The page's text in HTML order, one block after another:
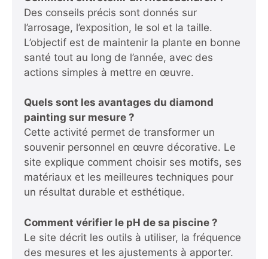
Des conseils précis sont donnés sur
l’arrosage, l’exposition, le sol et la taille.
L’objectif est de maintenir la plante en bonne
santé tout au long de l’année, avec des
actions simples à mettre en œuvre.
Quels sont les avantages du diamond
painting sur mesure ?
Cette activité permet de transformer un
souvenir personnel en œuvre décorative. Le
site explique comment choisir ses motifs, ses
matériaux et les meilleures techniques pour
un résultat durable et esthétique.
Comment vérifier le pH de sa piscine ?
Le site décrit les outils à utiliser, la fréquence
des mesures et les ajustements à apporter.